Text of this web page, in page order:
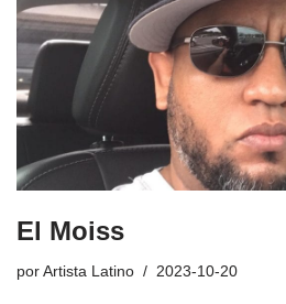
El Moiss
por Artista Latino 2023-10-20